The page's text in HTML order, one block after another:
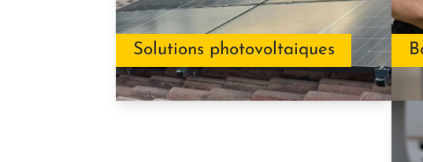
Solutions photovoltaiques